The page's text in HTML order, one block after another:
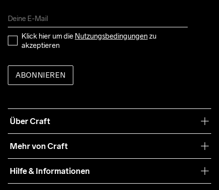
Klick hier um die Nutzungsbedingungen zu
akzeptieren
ABONNIEREN
Über Craft
Nachhaltigkeit
Mehr von Craft
Teamwear
Hilfe & Informationen